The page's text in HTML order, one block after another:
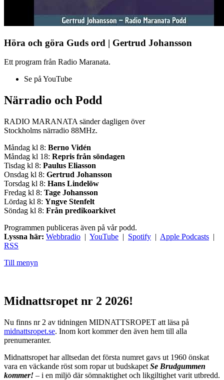
Höra och göra Guds ord | Gertrud Johansson
Ett program från Radio Maranata.
Se på YouTube
Närradio och Podd
RADIO MARANATA sänder dagligen över
Stockholms närradio 88MHz.
Måndag kl 8: Berno Vidén
Måndag kl 18: Repris från söndagen
Tisdag kl 8: Paulus Eliasson
Onsdag kl 8: Gertrud Johansson
Torsdag kl 8: Hans Lindelöw
Fredag kl 8: Tage Johansson
Lördag kl 8: Yngve Stenfelt
Söndag kl 8: Från predikoarkivet
Programmen publiceras även på vår podd.
Lyssna här: Webbradio | YouTube | Spotify | Apple Podcasts |
RSS
Till menyn
Midnattsropet nr 2 2026!
Nu finns nr 2 av tidningen MIDNATTSROPET att läsa på
midnattsropet.se. Inom kort kommer den även hem till alla
prenumeranter.
Midnattsropet har alltsedan det första numret gavs ut 1960 önskat
vara en väckande röst som ropar ut budskapet Se Brudgummen
kommer! – i en miljö där sömnaktighet och likgiltighet varit utbredd.